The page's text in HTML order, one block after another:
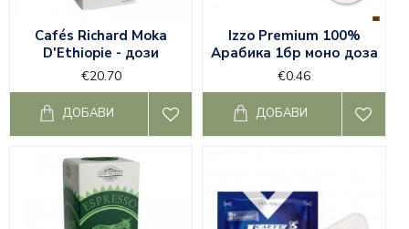
Cafés Richard Moka
D'Ethiopie - дози
€20.70
ДОБАВИ
Izzo Premium 100%
Арабика 1бр моно доза
€0.46
ДОБАВИ